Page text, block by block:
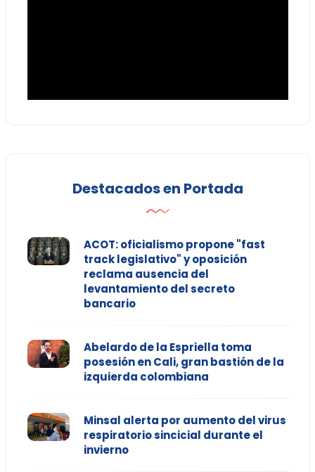
Destacados en Portada
ACOT: oficialismo propone "fast
track legislativo" y oposición
reclama ausencia del
levantamiento del secreto
bancario
Abelardo de la Espriella toma
posesión en Cali, gran bastión de la
izquierda colombiana
Minsal alerta por aumento del virus
respiratorio sincicial durante el
invierno